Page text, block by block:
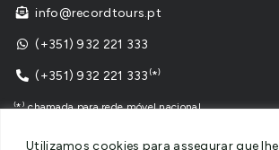
Utilizamos cookies para assegurar que lhe
 info@recordtours.pt
 (+351) 932 221 333
 (+351) 932 221 333⁽*⁾
⁽*⁾ chamada para rede móvel nacional